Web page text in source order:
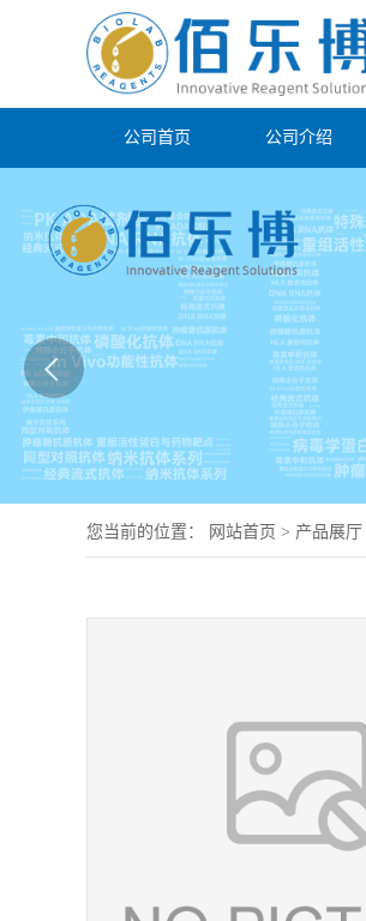
公司首页 公司介绍
您当前的位置： 网站首页 > 产品展厅